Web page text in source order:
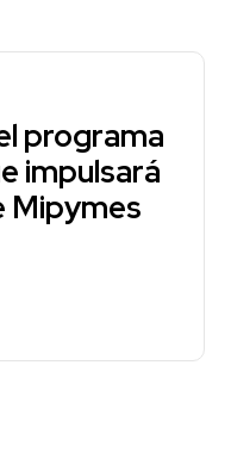
programa
impulsará
Mipymes